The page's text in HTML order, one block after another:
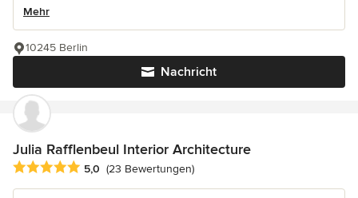
Mehr
Nachricht
10245 Berlin
Julia Rafflenbeul Interior Architecture
Durchschnittliche Bewertung: 5 von 5 Sternen
5,0 (23 Bewertungen)